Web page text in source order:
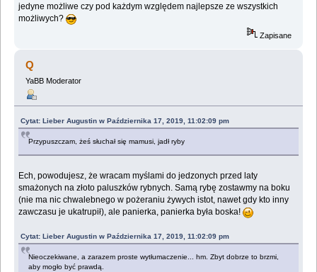
jedyne możliwe czy pod każdym względem najlepsze ze wszystkich
możliwych?
Zapisane
Q
YaBB Moderator
Cytat: Lieber Augustin w Października 17, 2019, 11:02:09 pm
Przypuszczam, żeś słuchał się mamusi, jadł ryby
Ech, powodujesz, że wracam myślami do jedzonych przed laty
smażonych na złoto paluszków rybnych. Samą rybę zostawmy na boku
(nie ma nic chwalebnego w pożeraniu żywych istot, nawet gdy kto inny
zawczasu je ukatrupił), ale panierka, panierka była boska!
Cytat: Lieber Augustin w Października 17, 2019, 11:02:09 pm
Nieoczekiwane, a zarazem proste wytłumaczenie... hm. Zbyt dobrze to brzmi,
aby mogło być prawdą.